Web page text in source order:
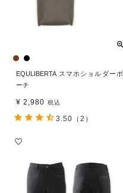
EQULIBERTA スマホショルダーポ
ーチ
¥ 2,980 税込
3.50 （2）